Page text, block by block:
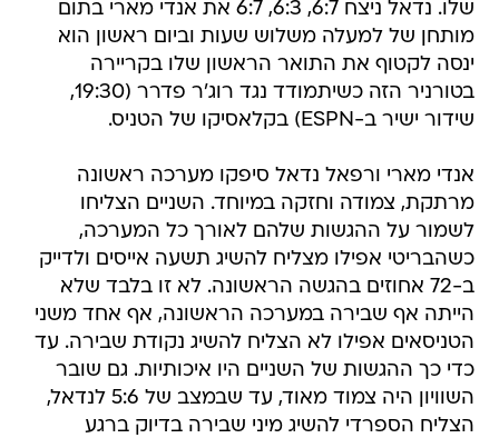
שלו. נדאל ניצח 6:7, 6:3, 6:7 את אנדי מארי בתום
מותחן של למעלה משלוש שעות וביום ראשון הוא
ינסה לקטוף את התואר הראשון שלו בקריירה
בטורניר הזה כשיתמודד נגד רוג'ר פדרר (19:30,
שידור ישיר ב-ESPN) בקלאסיקו של הטניס.
אנדי מארי ורפאל נדאל סיפקו מערכה ראשונה
מרתקת, צמודה וחזקה במיוחד. השניים הצליחו
לשמור על ההגשות שלהם לאורך כל המערכה,
כשהבריטי אפילו מצליח להשיג תשעה אייסים ולדייק
ב-72 אחוזים בהגשה הראשונה. לא זו בלבד שלא
הייתה אף שבירה במערכה הראשונה, אף אחד משני
הטניסאים אפילו לא הצליח להשיג נקודת שבירה. עד
כדי כך ההגשות של השניים היו איכותיות. גם שובר
השוויון היה צמוד מאוד, עד שבמצב של 5:6 לנדאל,
הצליח הספרדי להשיג מיני שבירה בדיוק ברגע